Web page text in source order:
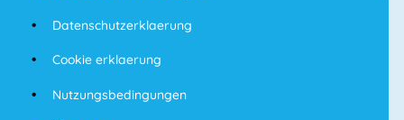
Datenschutzerklaerung
Cookie erklaerung
Nutzungsbedingungen